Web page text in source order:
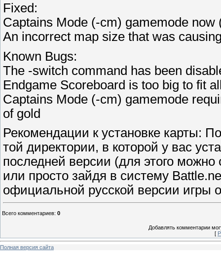
Fixed:
Captains Mode (-cm) gamemode now
An incorrect map size that was
Known Bugs:
The -switch command has been
Endgame Scoreboard is too big to fit
Captains Mode (-cm) gamemode
of gold
Рекомендации к установке карты:
той директории, в которой у вас
последней версии (для этого можно
или просто зайдя в систему
официальной русской версии игры
Всего комментариев: 0
Добавлять комментарии
[
Полная версия сайта